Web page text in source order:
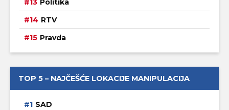
Politika
RTV
Pravda
TOP 5 – NAJČEŠĆE LOKACIJE MANIPULACIJA
SAD